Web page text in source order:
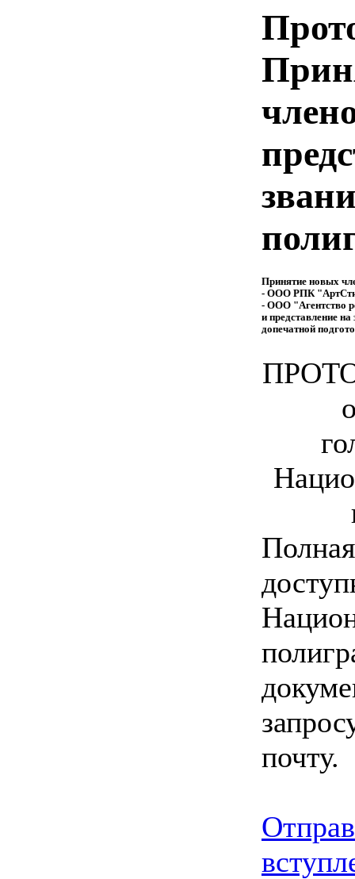
Принятие новых
- ООО РПК
- ООО "Агентство
и представление
допечатной
почту.